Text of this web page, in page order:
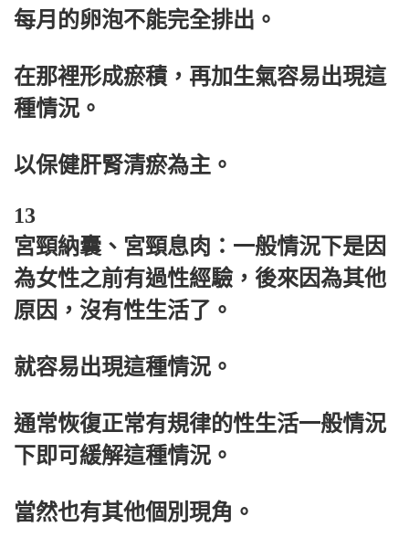
每月的卵泡不能完全排出。
在那裡形成瘀積，再加生氣容易出現這
種情況。
以保健肝腎清瘀為主。
13
宮頸納囊、宮頸息肉：一般情況下是因
為女性之前有過性經驗，後來因為其他
原因，沒有性生活了。
就容易出現這種情況。
通常恢復正常有規律的性生活一般情況
下即可緩解這種情況。
當然也有其他個別現角。